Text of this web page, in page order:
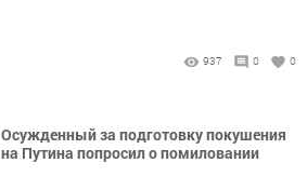
937 0 0
Осужденный за подготовку покушения
на Путина попросил о помиловании